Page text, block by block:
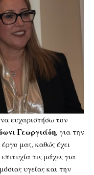
ευχαριστήσω τον
Γεωργιάδη, για την
μας, καθώς έχει
τις μάχες για
υγείας και την